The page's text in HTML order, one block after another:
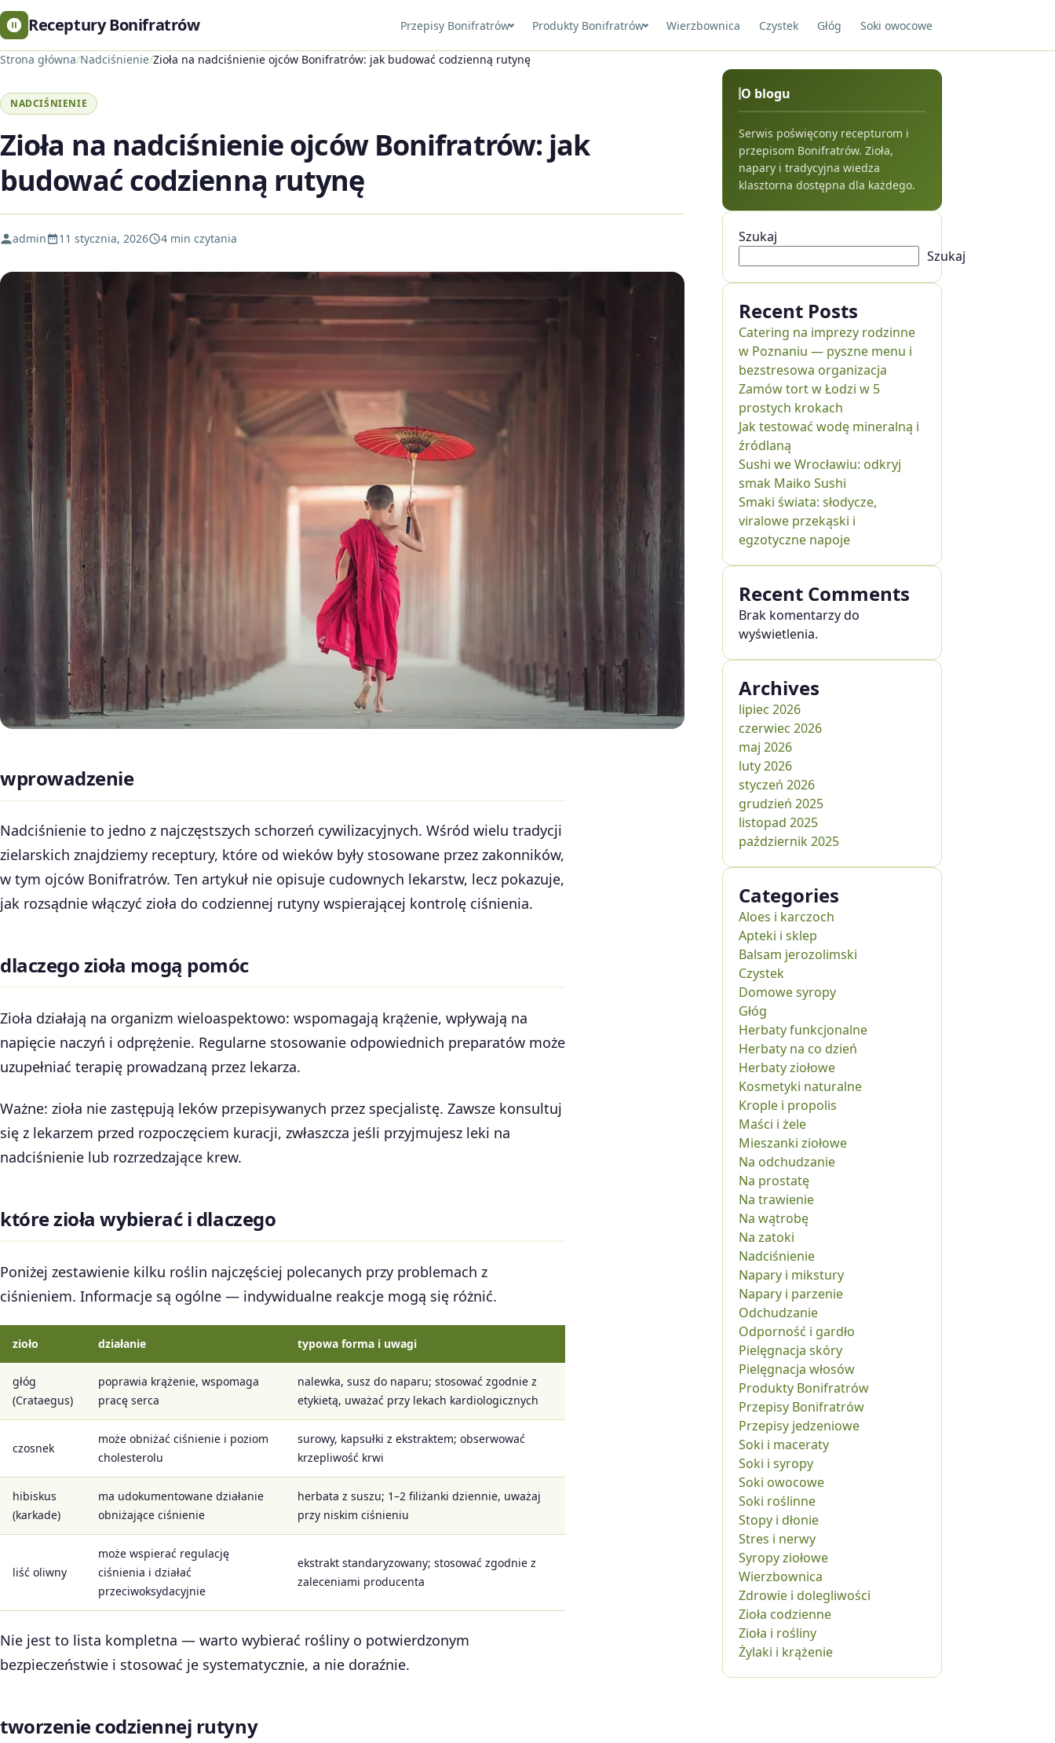
Receptury Bonifratrów Przepisy Bonifratrów Produkty Bonifratrów Wierzbownica Czystek Głóg Soki owocowe
Strona główna/Nadciśnienie/Zioła na nadciśnienie ojców Bonifratrów: jak budować codzienną rutynę
NADCIŚNIENIE
Zioła na nadciśnienie ojców Bonifratrów: jak
budować codzienną rutynę
admin 11 stycznia, 2026 4 min czytania
wprowadzenie
Nadciśnienie to jedno z najczęstszych schorzeń cywilizacyjnych. Wśród wielu tradycji
zielarskich znajdziemy receptury, które od wieków były stosowane przez zakonników,
w tym ojców Bonifratrów. Ten artykuł nie opisuje cudownych lekarstw, lecz pokazuje,
jak rozsądnie włączyć zioła do codziennej rutyny wspierającej kontrolę ciśnienia.
dlaczego zioła mogą pomóc
Zioła działają na organizm wieloaspektowo: wspomagają krążenie, wpływają na
napięcie naczyń i odprężenie. Regularne stosowanie odpowiednich preparatów może
uzupełniać terapię prowadzaną przez lekarza.
Ważne: zioła nie zastępują leków przepisywanych przez specjalistę. Zawsze konsultuj
się z lekarzem przed rozpoczęciem kuracji, zwłaszcza jeśli przyjmujesz leki na
nadciśnienie lub rozrzedzające krew.
które zioła wybierać i dlaczego
Poniżej zestawienie kilku roślin najczęściej polecanych przy problemach z
ciśnieniem. Informacje są ogólne — indywidualne reakcje mogą się różnić.
zioło działanie typowa forma i uwagi
głóg
(Crataegus)
poprawia krążenie, wspomaga
pracę serca
nalewka, susz do naparu; stosować zgodnie z
etykietą, uważać przy lekach kardiologicznych
czosnek
może obniżać ciśnienie i poziom
cholesterolu
surowy, kapsułki z ekstraktem; obserwować
krzepliwość krwi
hibiskus
(karkade)
ma udokumentowane działanie
obniżające ciśnienie
herbata z suszu; 1–2 filiżanki dziennie, uważaj
przy niskim ciśnieniu
liść oliwny
może wspierać regulację
ciśnienia i działać
przeciwoksydacyjnie
ekstrakt standaryzowany; stosować zgodnie z
zaleceniami producenta
Nie jest to lista kompletna — warto wybierać rośliny o potwierdzonym
bezpieczeństwie i stosować je systematycznie, a nie doraźnie.
tworzenie codziennej rutyny
O blogu
Serwis poświęcony recepturom i
przepisom Bonifratrów. Zioła,
napary i tradycyjna wiedza
klasztorna dostępna dla każdego.
Szukaj
Szukaj
Recent Posts
Catering na imprezy rodzinne
w Poznaniu — pyszne menu i
bezstresowa organizacja
Zamów tort w Łodzi w 5
prostych krokach
Jak testować wodę mineralną i
źródlaną
Sushi we Wrocławiu: odkryj
smak Maiko Sushi
Smaki świata: słodycze,
viralowe przekąski i
egzotyczne napoje
Recent Comments
Brak komentarzy do
wyświetlenia.
Archives
lipiec 2026
czerwiec 2026
maj 2026
luty 2026
styczeń 2026
grudzień 2025
listopad 2025
październik 2025
Categories
Aloes i karczoch
Apteki i sklep
Balsam jerozolimski
Czystek
Domowe syropy
Głóg
Herbaty funkcjonalne
Herbaty na co dzień
Herbaty ziołowe
Kosmetyki naturalne
Krople i propolis
Maści i żele
Mieszanki ziołowe
Na odchudzanie
Na prostatę
Na trawienie
Na wątrobę
Na zatoki
Nadciśnienie
Napary i mikstury
Napary i parzenie
Odchudzanie
Odporność i gardło
Pielęgnacja skóry
Pielęgnacja włosów
Produkty Bonifratrów
Przepisy Bonifratrów
Przepisy jedzeniowe
Soki i maceraty
Soki i syropy
Soki owocowe
Soki roślinne
Stopy i dłonie
Stres i nerwy
Syropy ziołowe
Wierzbownica
Zdrowie i dolegliwości
Zioła codzienne
Zioła i rośliny
Żylaki i krążenie